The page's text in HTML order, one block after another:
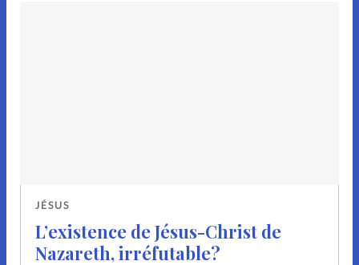
JÉSUS
L’existence de Jésus-Christ de
Nazareth, irréfutable?